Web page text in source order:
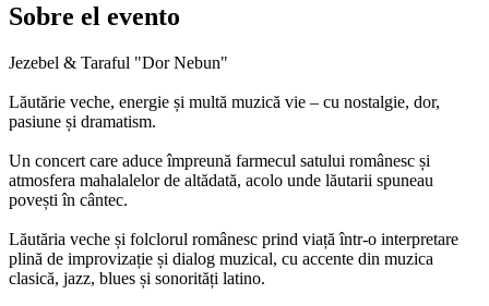
Sobre el evento
Jezebel & Taraful "Dor Nebun"
Lăutărie veche, energie și multă muzică vie – cu nostalgie, dor,
pasiune și dramatism.
Un concert care aduce împreună farmecul satului românesc și
atmosfera mahalalelor de altădată, acolo unde lăutarii spuneau
povești în cântec.
Lăutăria veche și folclorul românesc prind viață într-o interpretare
plină de improvizație și dialog muzical, cu accente din muzica
clasică, jazz, blues și sonorități latino.